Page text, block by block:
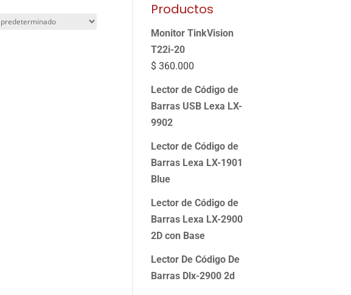
Productos
Monitor TinkVision
T22i-20
$ 360.000
Lector de Código de
Barras USB Lexa LX-
9902
Lector de Código de
Barras Lexa LX-1901
Blue
Lector de Código de
Barras Lexa LX-2900
2D con Base
Lector De Código De
Barras Dlx-2900 2d